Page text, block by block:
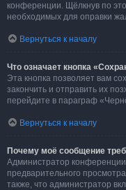
конференции. Щёлкнув по
необходимых для оправки
Вернуться к началу
Что означает кнопка
Эта кнопка позволяет вам
закончить и отправить их
перейдите в параграф
Вернуться к началу
Почему моё сообщение
Администратор
предварительного
также, что администратор